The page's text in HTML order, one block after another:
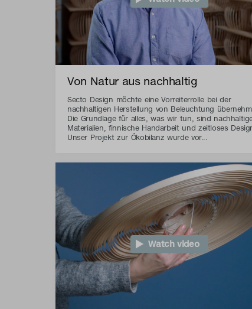
Von Natur aus nachhaltig
Secto Design möchte eine Vorreiterrolle bei der
nachhaltigen Herstellung von Beleuchtung
Die Grundlage für alles, was wir tun, sind
Materialien, finnische Handarbeit und zeitloses
Unser Projekt zur Ökobilanz wurde vor...
Watch video